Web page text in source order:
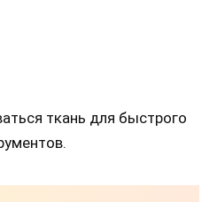
ткань для быстрого